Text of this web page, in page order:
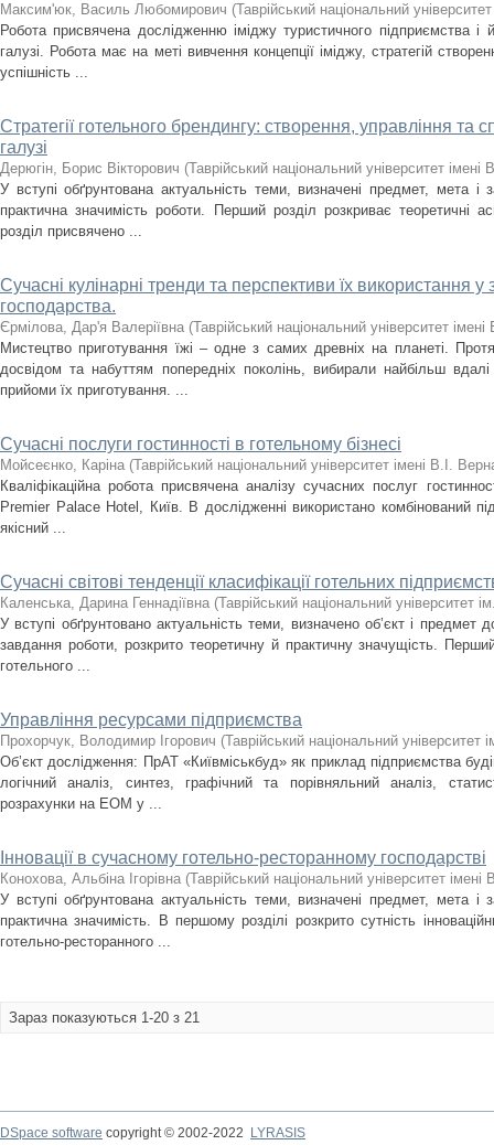
Максим'юк, Василь Любомирович (Таврійський національний
Робота присвячена дослідженню іміджу туристичного підприємства і
галузі. Робота має на меті вивчення концепції іміджу, стратегій
успішність ...
Стратегії готельного брендингу: створення, управління та
галузі
Дерюгін, Борис Вікторович (Таврійський національний університет імені
У вступі обґрунтована актуальність теми, визначені предмет, мета і
практична значимість роботи. Перший розділ розкриває теоретичні
розділ присвячено ...
Сучасні кулінарні тренди та перспективи їх використання
господарства.
Єрмілова, Дар'я Валеріївна (Таврійський національний університет
Мистецтво приготування їжі – одне з самих древніх на планеті.
досвідом та набуттям попередніх поколінь, вибирали найбільш вдалі
прийоми їх приготування. ...
Сучасні послуги гостинності в готельному бізнесі
Мойсеєнко, Каріна (Таврійський національний університет імені В.І.
Кваліфікаційна робота присвячена аналізу сучасних послуг
Premier Palace Hotel, Київ. В дослідженні використано комбінований
якісний ...
Сучасні світові тенденції класифікації готельних
Каленська, Дарина Геннадіївна (Таврійський національний університет
У вступі обґрунтовано актуальність теми, визначено об’єкт і
завдання роботи, розкрито теоретичну й практичну значущість.
готельного ...
Управління ресурсами підприємства
Прохорчук, Володимир Ігорович (Таврійський національний університет
Об’єкт дослідження: ПрАТ «Київміськбуд» як приклад підприємства
логічний аналіз, синтез, графічний та порівняльний аналіз,
розрахунки на ЕОМ у ...
Інновації в сучасному готельно-ресторанному господарстві
Конохова, Альбіна Ігорівна (Таврійський національний університет імені
У вступі обґрунтована актуальність теми, визначені предмет, мета і
практична значимість. В першому розділі розкрито сутність
готельно-ресторанного ...
Зараз показуються 1-20 з 21
DSpace software copyright © 2002-2022 LYRASIS